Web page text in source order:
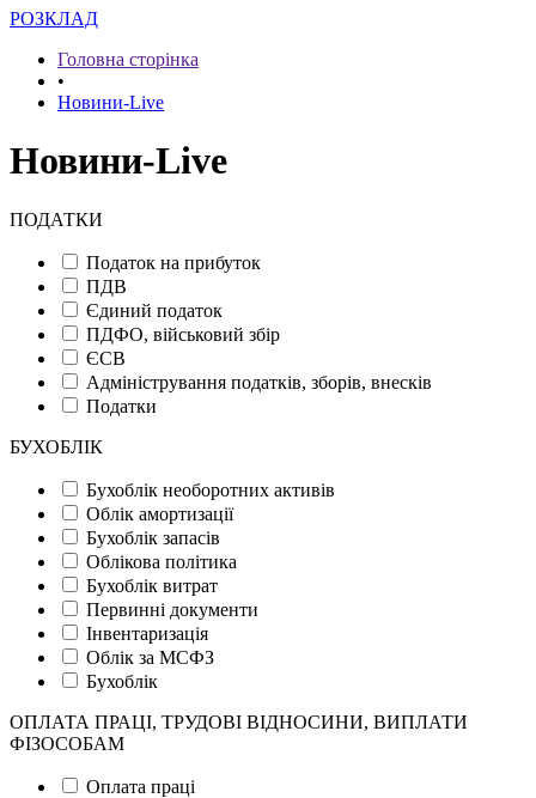
РОЗКЛАД
Головна сторінка
•
Новини-Live
Новини-Live
ПОДАТКИ
Податок на прибуток
ПДВ
Єдиний податок
ПДФО, військовий збір
ЄСВ
Адміністрування податків, зборів, внесків
Податки
БУХОБЛІК
Бухоблік необоротних активів
Облік амортизації
Бухоблік запасів
Облікова політика
Бухоблік витрат
Первинні документи
Інвентаризація
Облік за МСФЗ
Бухоблік
ОПЛАТА ПРАЦІ, ТРУДОВІ ВІДНОСИНИ, ВИПЛАТИ
ФІЗОСОБАМ
Оплата праці